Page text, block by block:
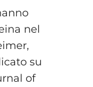
nel
su
of